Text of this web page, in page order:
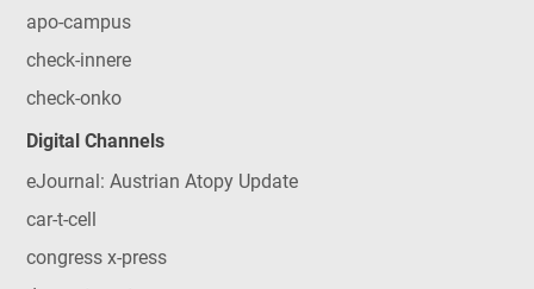
apo-campus
check-innere
check-onko
Digital Channels
eJournal: Austrian Atopy Update
car-t-cell
congress x-press